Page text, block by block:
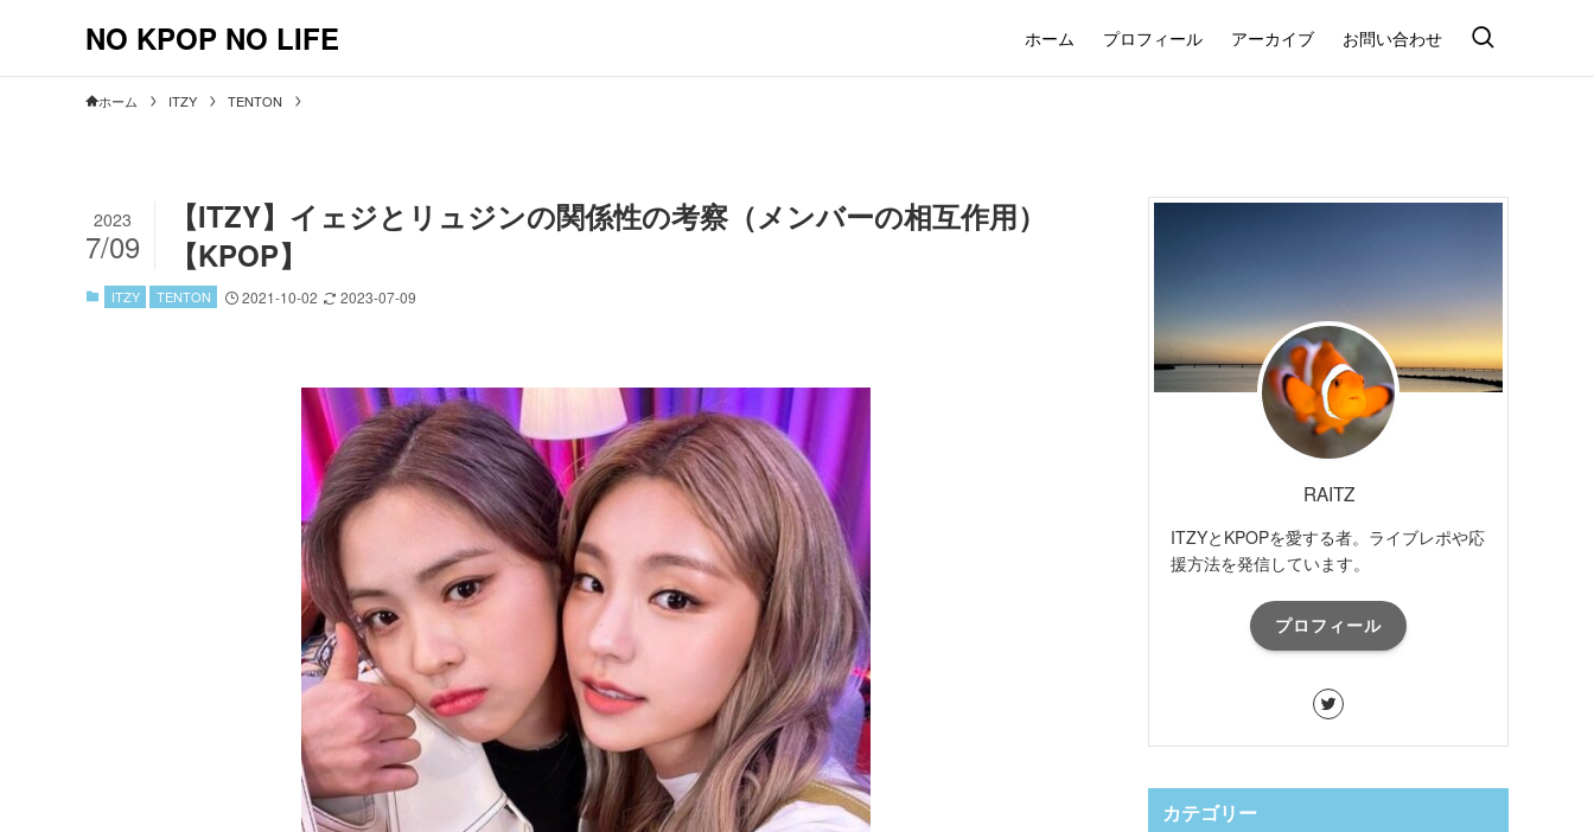
NO KPOP NO LIFE ホーム プロフィール アーカイブ お問い合わせ
ホーム ITZY TENTON
【ITZY】イェジとリュジンの関係性の考察（メンバーの相互作用）
【KPOP】
2023
7/09
ITZY TENTON 2021-10-02 2023-07-09
RAITZ
ITZYとKPOPを愛する者。ライブレポや応
援方法を発信しています。
プロフィール
カテゴリー